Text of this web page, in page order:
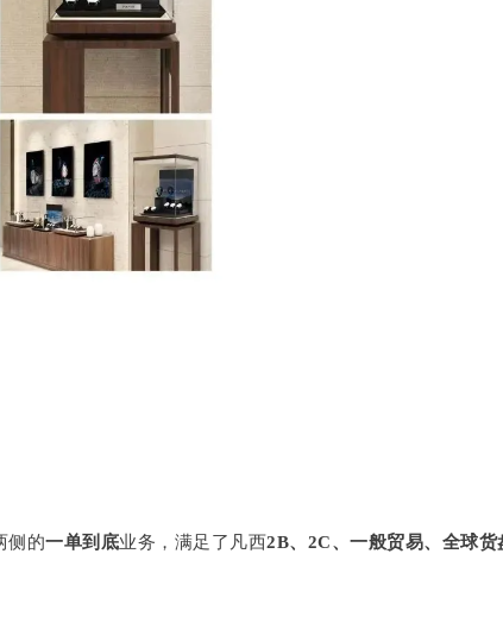
侧的一单到底业务，满足了凡西2B、2C、一般贸易、全球货